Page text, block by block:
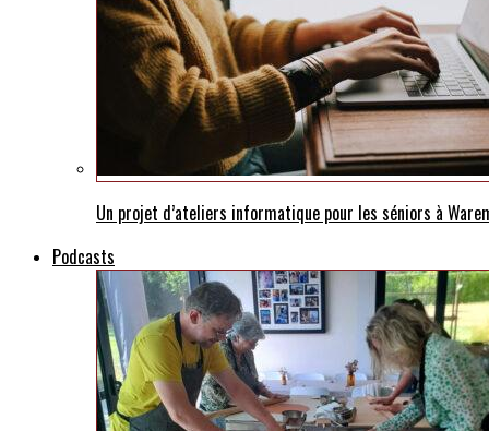
Un projet d’ateliers informatique pour les séniors à
Podcasts